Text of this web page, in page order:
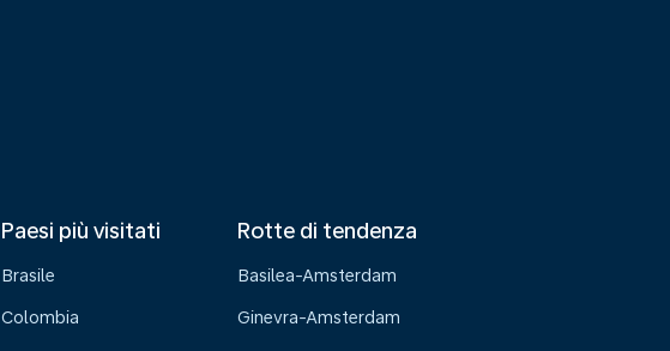
Paesi più visitati
Brasile
Colombia
Rotte di tendenza
Basilea-Amsterdam
Ginevra-Amsterdam